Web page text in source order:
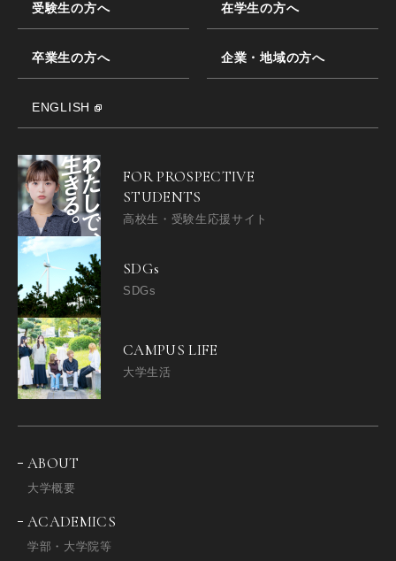
受験生の方へ 在学生の方へ
卒業生の方へ 企業・地域の方へ
ENGLISH
FOR PROSPECTIVE
STUDENTS
高校生・受験生応援サイト
SDGs
SDGs
CAMPUS LIFE
大学生活
ABOUT
大学概要
ACADEMICS
学部・大学院等